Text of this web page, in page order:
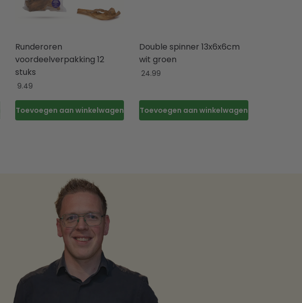
Runderoren
voordeelverpakking 12
stuks
9.49
Toevoegen aan winkelwagen
Double spinner 13x6x6cm
wit groen
24.99
Toevoegen aan winkelwagen